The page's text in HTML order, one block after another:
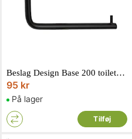
Beslag Design Base 200 toiletpapirholder i matsort
95 kr
På lager
Tilføj